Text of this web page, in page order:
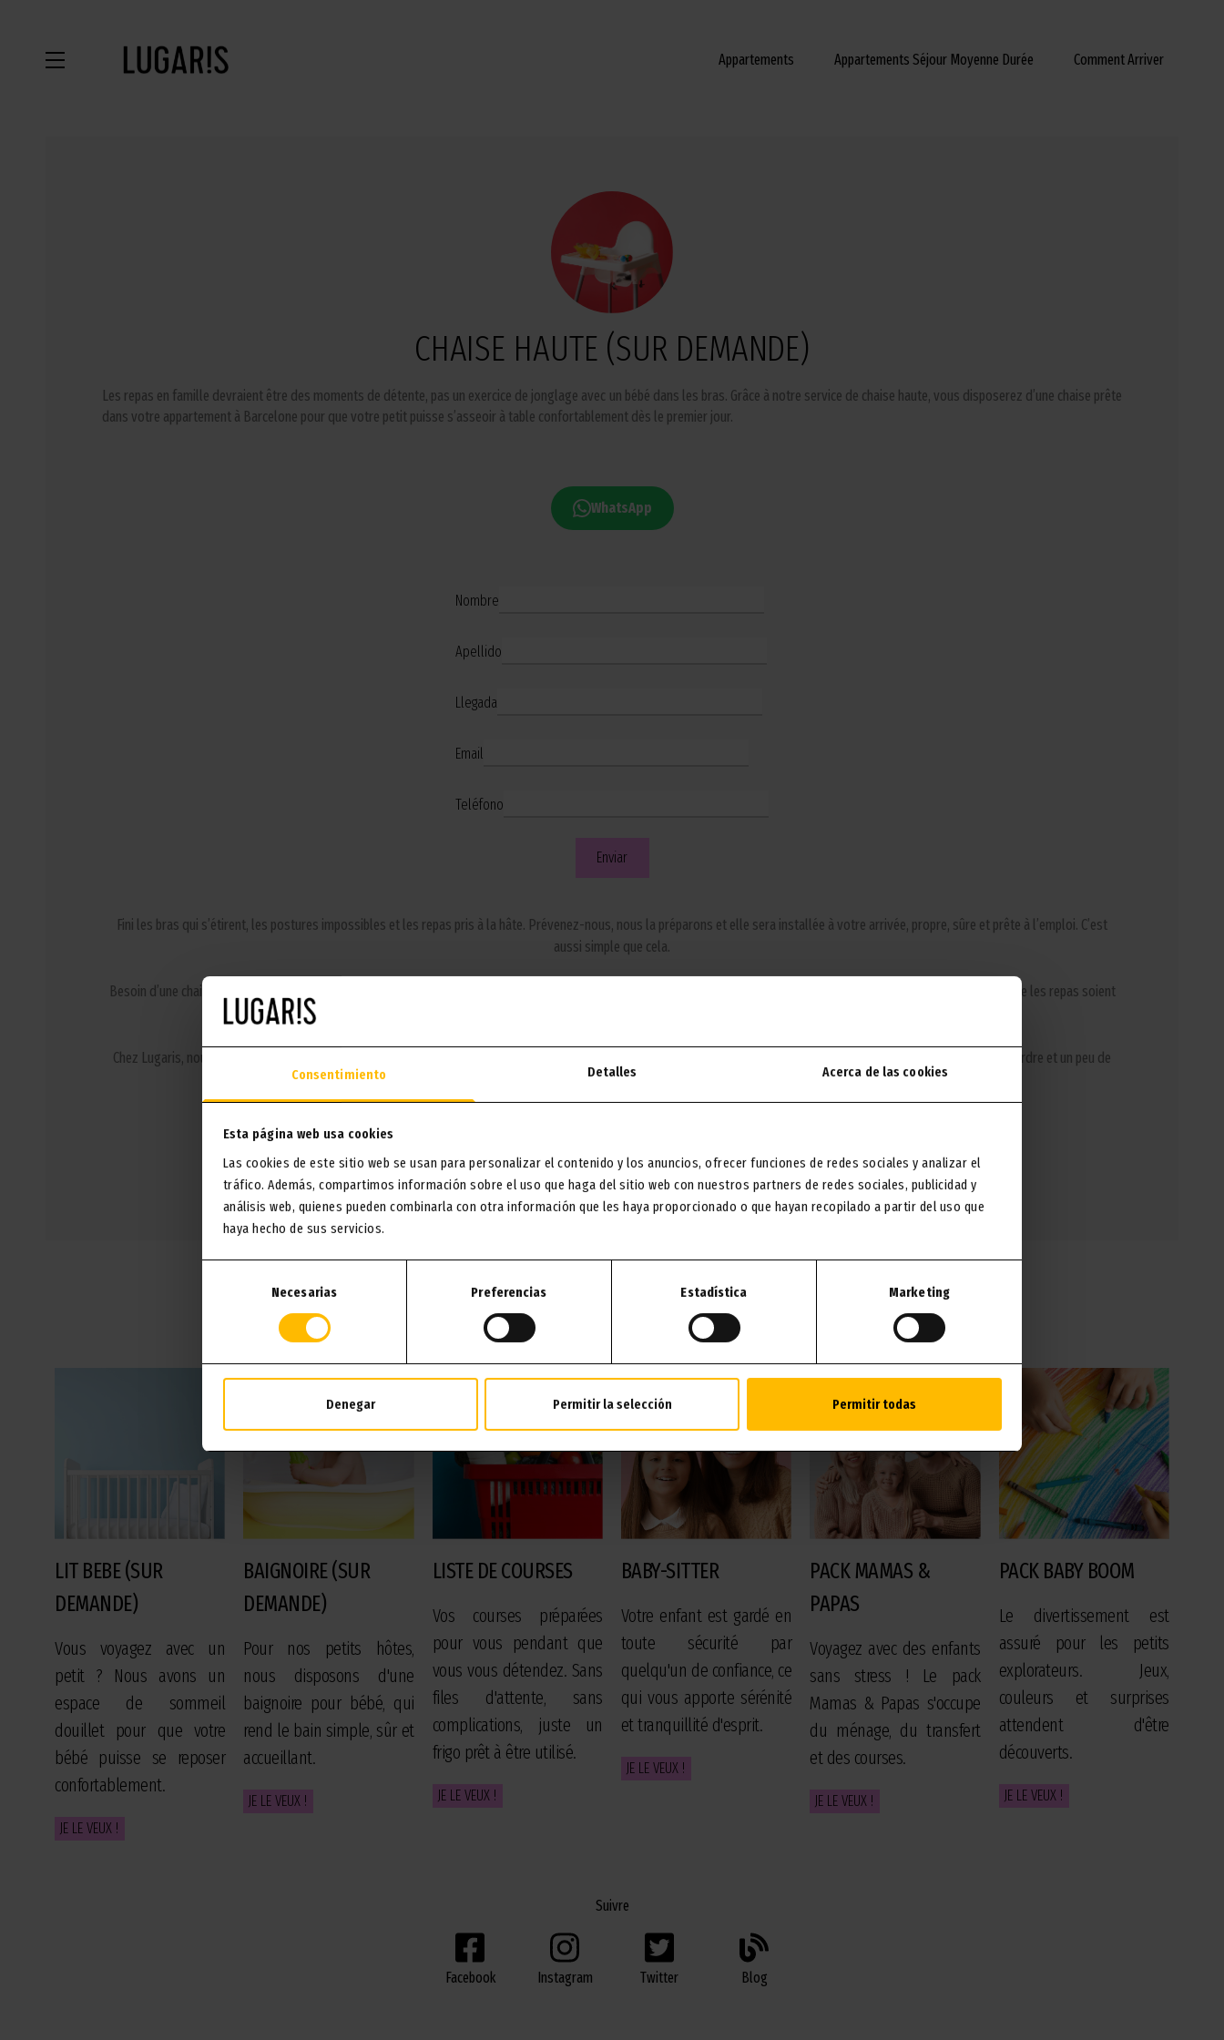
Consentimiento Detalles Acerca de las cookies
Esta página web usa cookies
Las cookies de este sitio web se usan para personalizar el contenido y los anuncios, ofrecer funciones de redes sociales y analizar el
tráfico. Además, compartimos información sobre el uso que haga del sitio web con nuestros partners de redes sociales, publicidad y
análisis web, quienes pueden combinarla con otra información que les haya proporcionado o que hayan recopilado a partir del uso que
haya hecho de sus servicios.
consentimiento
Necesarias Preferencias Estadística Marketing
Denegar Permitir la selección Permitir todas
Appartements Appartements Séjour Moyenne Durée Comment Arriver
CHAISE HAUTE (SUR DEMANDE)
Les repas en famille devraient être des moments de détente, pas un exercice de jonglage avec un bébé dans les bras. Grâce à notre service de chaise haute, vous disposerez d’une chaise prête
dans votre appartement à Barcelone pour que votre petit puisse s’asseoir à table confortablement dès le premier jour.
WhatsApp
Nombre
Apellido
Llegada
Email
Teléfono
Fini les bras qui s’étirent, les postures impossibles et les repas pris à la hâte. Prévenez-nous, nous la préparons et elle sera installée à votre arrivée, propre, sûre et prête à l’emploi. C’est
aussi simple que cela.
Besoin d’une chaise haute avec des caractéristiques spécifiques ? Vous voyagez avec plus d’un enfant ? Dites-le nous et nous adapterons le service à vos besoins pour que les repas soient
Chez Lugaris, nous savons que voyager avec des enfants est plus simple quand tout est pensé pour eux, c’est pourquoi ce service est conçu pour vous apporter confort, ordre et un peu de
sérénité à chaque repas.
Profitez de vos moments ensemble autour de la table. Avec notre service de chaise haute, tout est plus fluide pour les grands comme pour les petits.
Autres services susceptibles de vous intéresser
LIT BEBE (SUR
DEMANDE)
Vous voyagez avec un
petit ? Nous avons un
espace de sommeil
douillet pour que votre
bébé puisse se reposer
confortablement.
JE LE VEUX !
BAIGNOIRE (SUR
DEMANDE)
Pour nos petits hôtes,
nous disposons d'une
baignoire pour bébé, qui
rend le bain simple, sûr et
accueillant.
JE LE VEUX !
LISTE DE COURSES
Vos courses préparées
pour vous pendant que
vous vous détendez. Sans
files d'attente, sans
complications, juste un
frigo prêt à être utilisé.
JE LE VEUX !
BABY-SITTER
Votre enfant est gardé en
toute sécurité par
quelqu'un de confiance, ce
qui vous apporte sérénité
et tranquillité d'esprit.
JE LE VEUX !
PACK MAMAS &
PAPAS
Voyagez avec des enfants
sans stress ! Le pack
Mamas & Papas s'occupe
du ménage, du transfert
et des courses.
JE LE VEUX !
PACK BABY BOOM
Le divertissement est
assuré pour les petits
explorateurs. Jeux,
couleurs et surprises
attendent d'être
découverts.
JE LE VEUX !
Suivre
Facebook Instagram Twitter Blog